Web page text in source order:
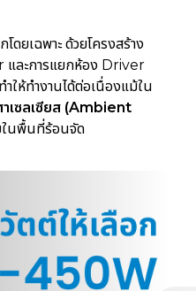
ดยเฉพาะ ด้วยโครงสร้าง
และการแยกห้อง Driver
ให้ทำงานได้ต่อเนื่องแม้ใน
เซลเซียส (Ambient
นพื้นที่ร้อนจัด